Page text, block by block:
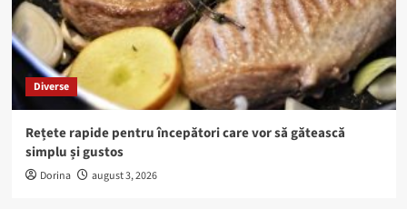
Diverse
Rețete rapide pentru începători care vor să gătească
simplu și gustos
Dorina august 3, 2026